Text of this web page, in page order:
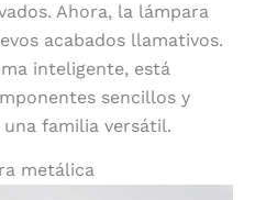
Ahora, la lámpara
acabados llamativos.
inteligente, está
sencillos y
familia versátil.
metálica